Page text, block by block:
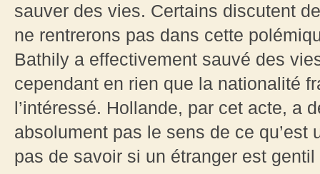
sauver des vies. Certains discutent
ne rentrerons pas dans cette
Bathily a effectivement sauvé des
cependant en rien que la nationalité
l’intéressé. Hollande, par cet acte, a
absolument pas le sens de ce qu’est
pas de savoir si un étranger est